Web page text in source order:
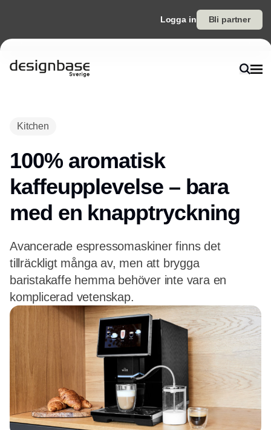
Logga in Bli partner
Kitchen
100% aromatisk
kaffeupplevelse – bara
med en knapptryckning
Avancerade espressomaskiner finns det
tillräckligt många av, men att brygga
baristakaffe hemma behöver inte vara en
komplicerad vetenskap.